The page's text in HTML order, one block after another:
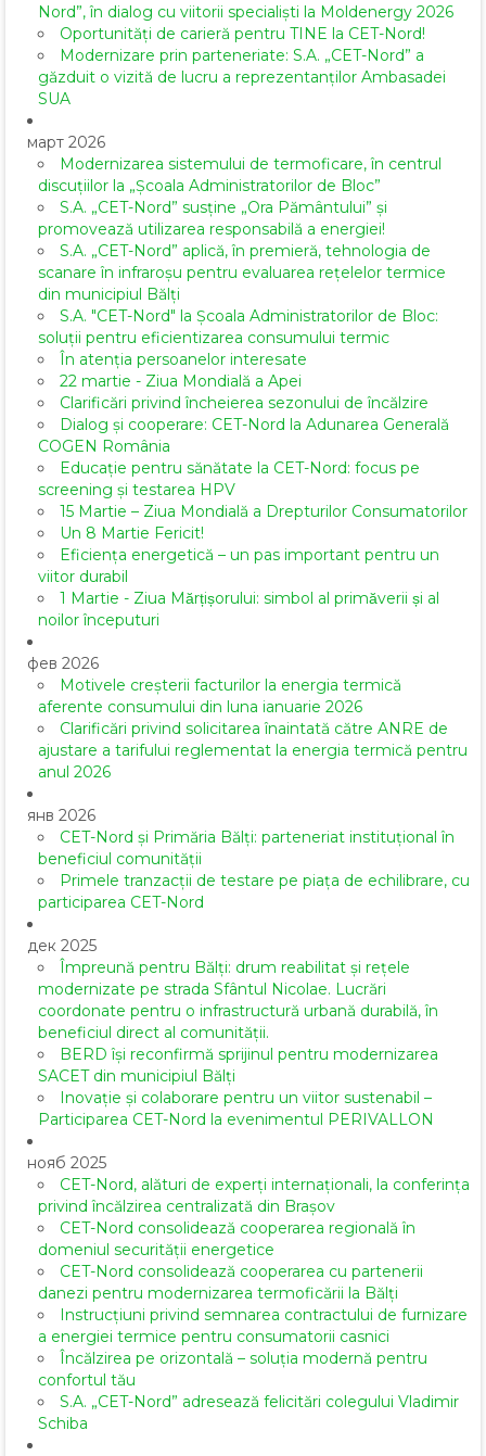
Nord”, în dialog cu viitorii specialiști la Moldenergy 2026
Oportunități de carieră pentru TINE la CET-Nord!
Modernizare prin parteneriate: S.A. „CET-Nord” a
găzduit o vizită de lucru a reprezentanților Ambasadei
SUA
март 2026
Modernizarea sistemului de termoficare, în centrul
discuțiilor la „Școala Administratorilor de Bloc”
S.A. „CET-Nord” susține „Ora Pământului” și
promovează utilizarea responsabilă a energiei!
S.A. „CET-Nord” aplică, în premieră, tehnologia de
scanare în infraroșu pentru evaluarea rețelelor termice
din municipiul Bălți
S.A. "CET-Nord" la Școala Administratorilor de Bloc:
soluții pentru eficientizarea consumului termic
În atenția persoanelor interesate
22 martie - Ziua Mondială a Apei
Clarificări privind încheierea sezonului de încălzire
Dialog și cooperare: CET-Nord la Adunarea Generală
COGEN România
Educație pentru sănătate la CET-Nord: focus pe
screening și testarea HPV
15 Martie – Ziua Mondială a Drepturilor Consumatorilor
Un 8 Martie Fericit!
Eficiența energetică – un pas important pentru un
viitor durabil
1 Martie - Ziua Mărțișorului: simbol al primăverii și al
noilor începuturi
фев 2026
Motivele creșterii facturilor la energia termică
aferente consumului din luna ianuarie 2026
Clarificări privind solicitarea înaintată către ANRE de
ajustare a tarifului reglementat la energia termică pentru
anul 2026
янв 2026
CET-Nord și Primăria Bălți: parteneriat instituțional în
beneficiul comunității
Primele tranzacții de testare pe piața de echilibrare, cu
participarea CET-Nord
дек 2025
Împreună pentru Bălți: drum reabilitat și rețele
modernizate pe strada Sfântul Nicolae. Lucrări
coordonate pentru o infrastructură urbană durabilă, în
beneficiul direct al comunității.
BERD își reconfirmă sprijinul pentru modernizarea
SACET din municipiul Bălți
Inovație și colaborare pentru un viitor sustenabil –
Participarea CET-Nord la evenimentul PERIVALLON
нояб 2025
CET-Nord, alături de experți internaționali, la conferința
privind încălzirea centralizată din Brașov
CET-Nord consolidează cooperarea regională în
domeniul securității energetice
CET-Nord consolidează cooperarea cu partenerii
danezi pentru modernizarea termoficării la Bălți
Instrucțiuni privind semnarea contractului de furnizare
a energiei termice pentru consumatorii casnici
Încălzirea pe orizontală – soluția modernă pentru
confortul tău
S.A. „CET-Nord” adresează felicitări colegului Vladimir
Schiba